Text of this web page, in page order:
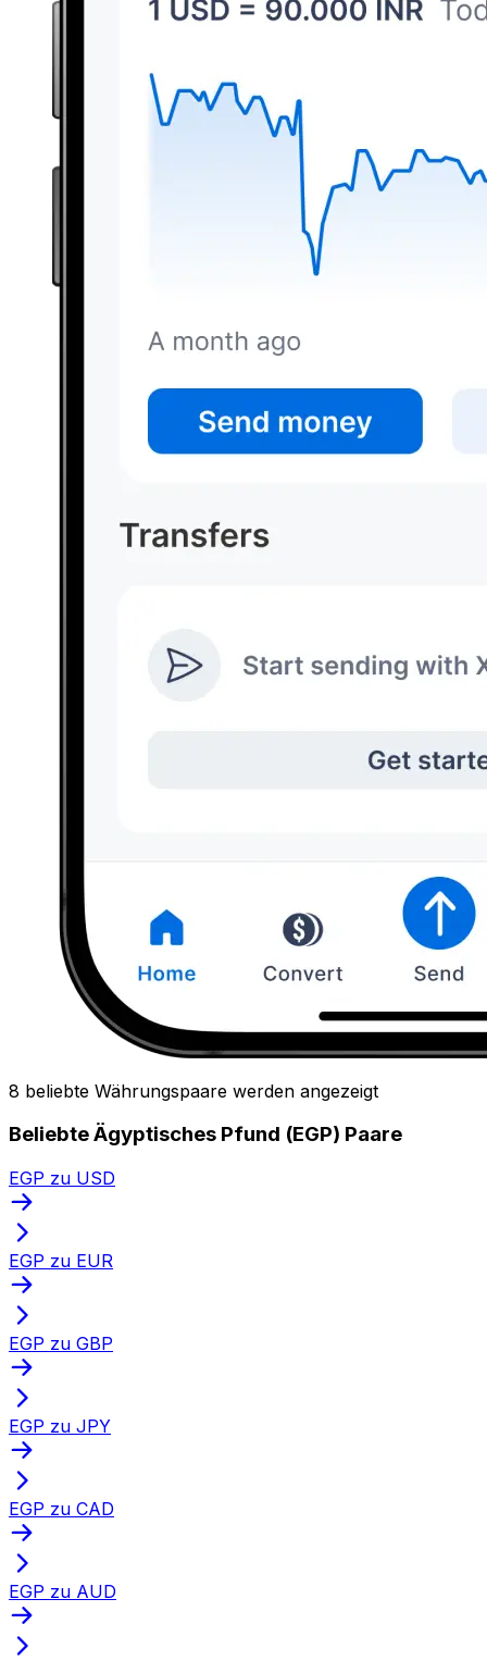
8 beliebte Währungspaare werden angezeigt
Beliebte Ägyptisches Pfund (EGP) Paare
EGP zu USD
EGP zu EUR
EGP zu GBP
EGP zu JPY
EGP zu CAD
EGP zu AUD